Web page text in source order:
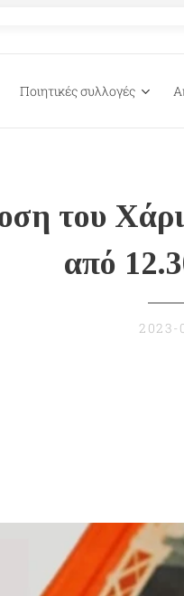
Ποιητικές συλλογές
του
από
2023-